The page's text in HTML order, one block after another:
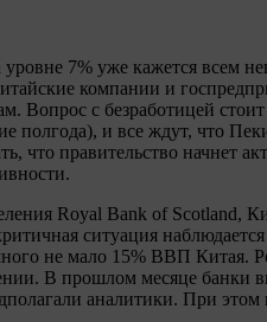
7% уже кажется всем
компании и
Вопрос с безработицей
полгода), и все ждут, что
что правительство начнет
Royal Bank of Scotland,
ситуация
не мало 15% ВВП Китая.
В прошлом месяце банки
аналитики. При этом